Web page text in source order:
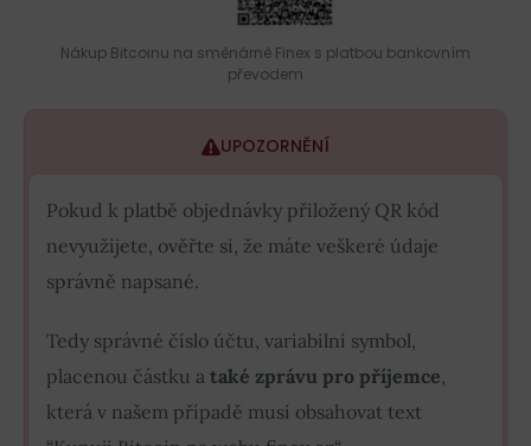
Nákup Bitcoinu na směnárně Finex s platbou bankovním
převodem
UPOZORNĚNÍ
Pokud k platbě objednávky přiložený QR kód
nevyužijete, ověřte si, že máte veškeré údaje
správně napsané.
Tedy správné číslo účtu, variabilní symbol,
placenou částku a také zprávu pro příjemce,
která v našem případě musí obsahovat text